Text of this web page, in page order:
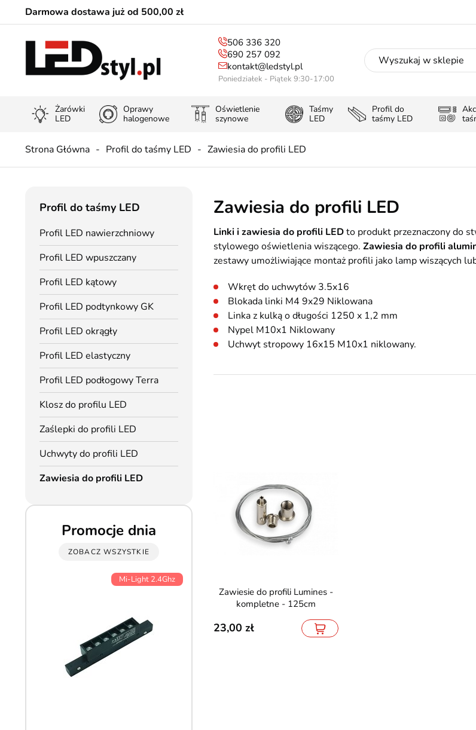
Darmowa dostawa już od 500,00 zł
506 336 320
690 257 092
kontakt@ledstyl.pl
Poniedziałek - Piątek 9:30-17:00
Żarówki
LED
Oprawy
halogenowe
Oświetlenie
szynowe
Taśmy
LED
Profil do
taśmy LED
Strona Główna Profil do taśmy LED Zawiesia do profili LED
Profil do taśmy LED
Profil LED nawierzchniowy
Profil LED wpuszczany
Profil LED kątowy
Profil LED podtynkowy GK
Profil LED okrągły
Profil LED elastyczny
Profil LED podłogowy Terra
Klosz do profilu LED
Zaślepki do profili LED
Uchwyty do profili LED
Zawiesia do profili LED
Promocje dnia
ZOBACZ WSZYSTKIE
Mi-Light 2.4Ghz
Zawiesia do profili LED
Linki i zawiesia do profili LEDto produkt przeznaczony do
stylowego oświetlenia wiszącego. Zawiesia do profili
zestawy umożliwiające montaż profili jako lamp wiszących
Wkręt do uchwytów 3.5x16
Blokada linki M4 9x29 Niklowana
Linka z kulką o długości 1250 x 1,2 mm
Nypel M10x1 Niklowany
Uchwyt stropowy 16x15 M10x1 niklowany.
Zawiesie do profili Lumines -
kompletne - 125cm
23,00